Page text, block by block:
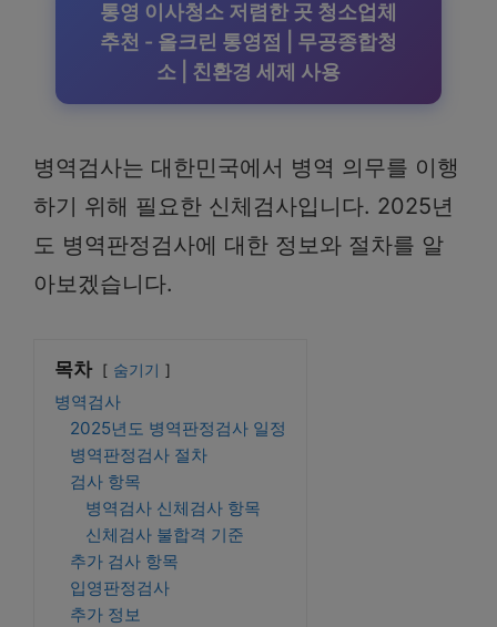
통영 이사청소 저렴한 곳 청소업체
추천 - 올크린 통영점 | 무공종합청
소 | 친환경 세제 사용
병역검사는 대한민국에서 병역 의무를 이행
하기 위해 필요한 신체검사입니다. 2025년
도 병역판정검사에 대한 정보와 절차를 알
아보겠습니다.
목차 숨기기
병역검사
2025년도 병역판정검사 일정
병역판정검사 절차
검사 항목
병역검사 신체검사 항목
신체검사 불합격 기준
추가 검사 항목
입영판정검사
추가 정보